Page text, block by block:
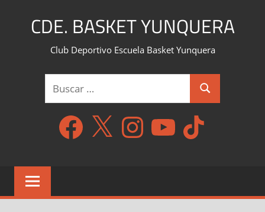
CDE. BASKET YUNQUERA
Club Deportivo Escuela Basket Yunquera
Buscar:
Buscar
Facebook
X InstagramYouTube TikTok